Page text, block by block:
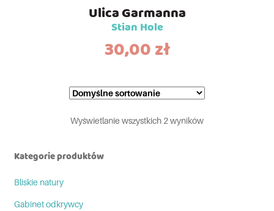
Ulica Garmanna
Stian Hole
30,00zł
Wyświetlanie wszystkich 2 wyników
Kategorie produktów
Bliskie natury
Gabinet odkrywcy